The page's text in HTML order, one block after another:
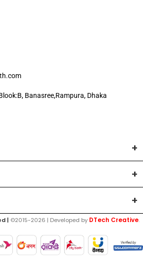
Banasree,Rampura, Dhaka
| ©2015-2026 | Developed by DTech Creative.